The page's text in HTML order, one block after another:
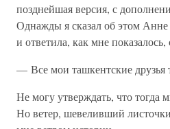
позднейшая версия, с
Однажды я сказал об этом
и ответила, как мне
— Все мои ташкентские друзья
Не могу утверждать, что тогда
Но ветер, шевеливший